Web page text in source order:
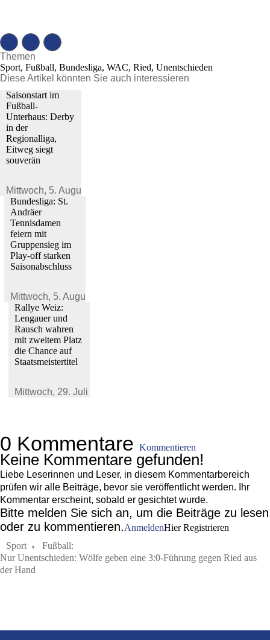
Themen
Sport, Fußball, Bundesliga, WAC, Ried, Unentschieden
Diese Artikel könnten Sie auch interessieren
Saisonstart im
Fußball-
Unterhaus: Derby
in der
Regionalliga,
Eitweg siegt
souverän
Mittwoch, 5. August 2026
Bundesliga: St.
Andräer
Tennisdamen
feiern mit
Gruppensieg im
Play-off starken
Saisonabschluss
Mittwoch, 5. August 2026
Rallye Weiz:
Lengauer und
Rausch wahren
mit zweitem Platz
die Chance auf
Staatsmeistertitel
Mittwoch, 29. Juli 2026
0 Kommentare Kommentieren
Keine Kommentare gefunden!
Liebe Leserinnen und Leser, in diesem Kommentarbereich
prüfen wir alle Beiträge, bevor sie veröffentlicht werden. Ihr
Kommentar erscheint, sobald er gesichtet wurde.
Bitte melden Sie sich an, um die Beiträge zu lesen
oder zu kommentieren.AnmeldenHier Registrieren
Sport
Fußball:
Nur Unentschieden: Wölfe geben eine 3:0-Führung gegen Ried aus
der Hand